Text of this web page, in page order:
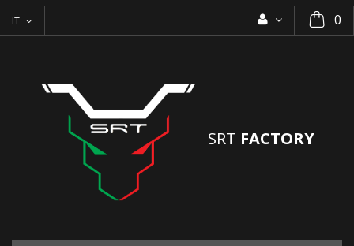
0
IT
SRT FACTORY